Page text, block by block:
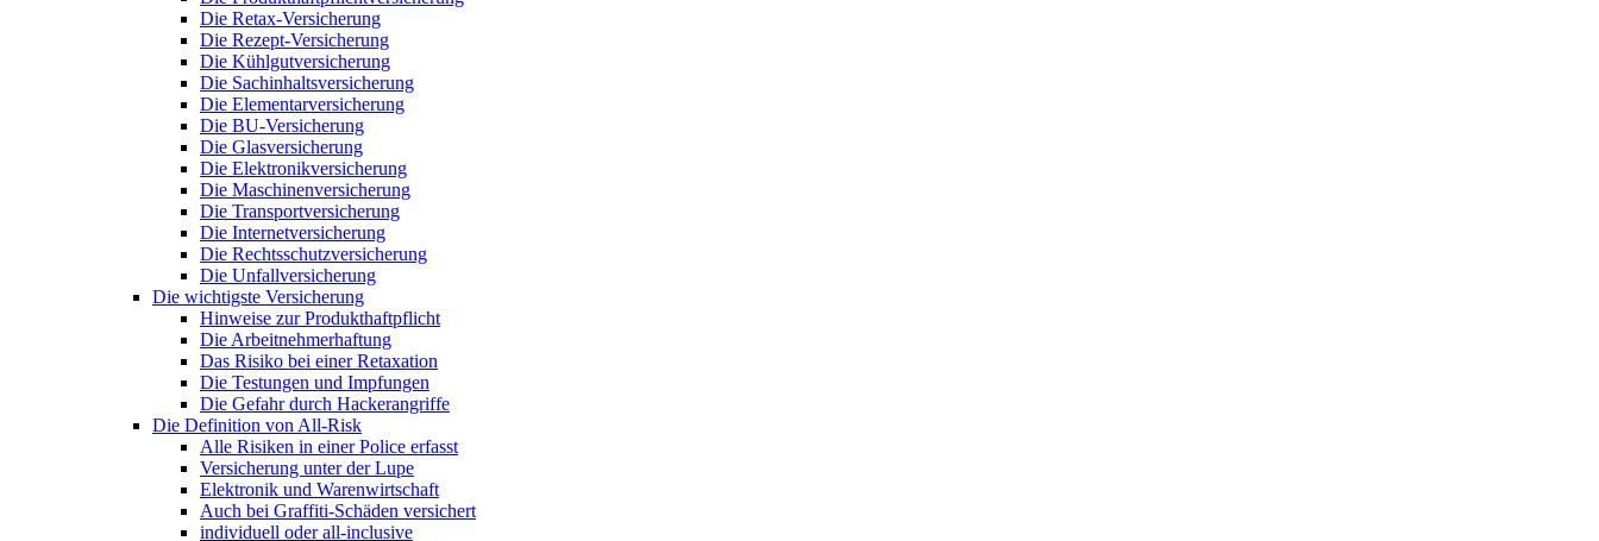
Die Retax-Versicherung
Die Rezept-Versicherung
Die Kühlgutversicherung
Die Sachinhaltsversicherung
Die Elementarversicherung
Die BU-Versicherung
Die Glasversicherung
Die Elektronikversicherung
Die Maschinenversicherung
Die Transportversicherung
Die Internetversicherung
Die Rechtsschutzversicherung
Die Unfallversicherung
Die wichtigste Versicherung
Hinweise zur Produkthaftpflicht
Die Arbeitnehmerhaftung
Das Risiko bei einer Retaxation
Die Testungen und Impfungen
Die Gefahr durch Hackerangriffe
Die Definition von All-Risk
Alle Risiken in einer Police erfasst
Versicherung unter der Lupe
Elektronik und Warenwirtschaft
Auch bei Graffiti-Schäden versichert
individuell oder all-inclusive